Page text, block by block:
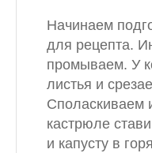
Начинаем
для рецепта.
промываем. У
листья и
Споласкиваем
кастрюле
и капусту в